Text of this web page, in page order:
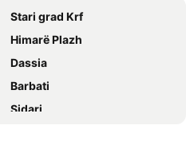
Stari grad Krf
Himarë Plazh
Dassia
Barbati
Sidari